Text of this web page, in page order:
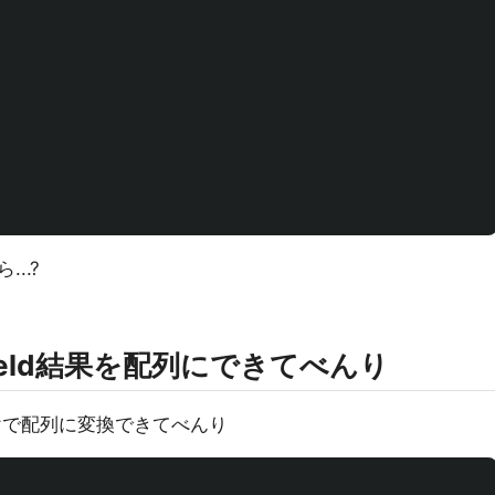
...?
結果を配列にできてべんり
配列に変換できてべんり